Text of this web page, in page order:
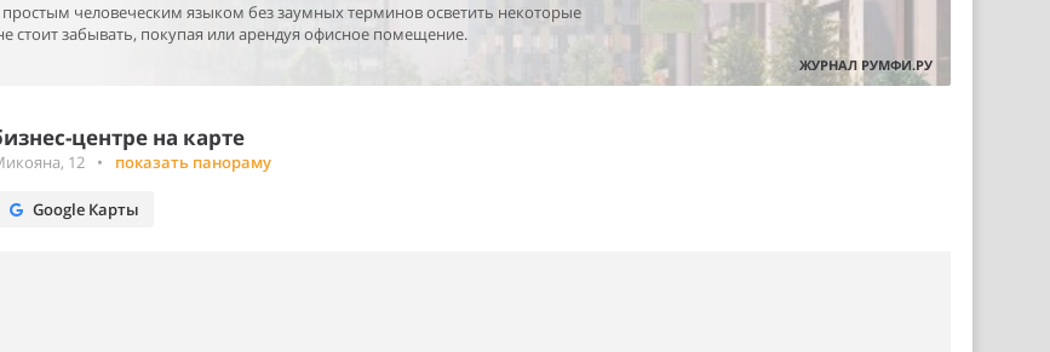
простым человеческим языком без заумных терминов осветить некоторые
стоит забывать, покупая или арендуя офисное помещение.
ЖУРНАЛ РУМФИ.РУ
центре на карте
12 • показать панораму
Google Карты